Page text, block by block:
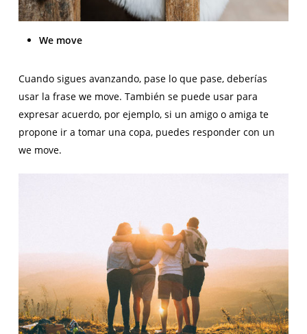
We move
Cuando sigues avanzando, pase lo que pase, deberías
usar la frase we move. También se puede usar para
expresar acuerdo, por ejemplo, si un amigo o amiga te
propone ir a tomar una copa, puedes responder con un
we move.